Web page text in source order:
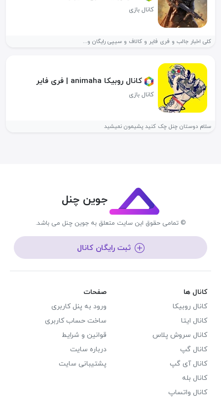
کانال بازی
کلی اخبار جالب و فری فایر و کالاف و سیپی رایگان و...
کانال روبیکا animaha | فری فایر
کانال بازی
سلام دوستان چنل چک کنید پشیمون نمیشید
جوین چنل
© تمامی حقوق این سایت متعلق به جوین چنل می باشد.
ثبت رایگان کانال
کانال ها
کانال روبیکا
کانال ایتا
کانال سروش پلاس
کانال گپ
کانال آی گپ
کانال بله
کانال واتساپ
صفحات
ورود به پنل کاربری
ساخت حساب کاربری
قوانین و شرایط
درباره سایت
پشتیبانی سایت